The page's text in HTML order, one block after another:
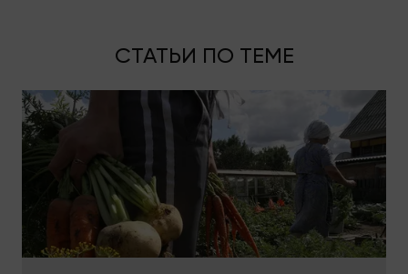
СТАТЬИ ПО ТЕМЕ